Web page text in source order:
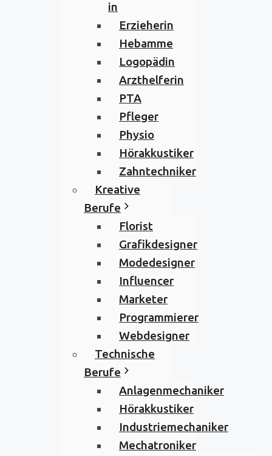
in
Erzieherin
Hebamme
Logopädin
Arzthelferin
PTA
Pfleger
Physio
Hörakkustiker
Zahntechniker
Kreative
Berufe
Florist
Grafikdesigner
Modedesigner
Influencer
Marketer
Programmierer
Webdesigner
Technische
Berufe
Anlagenmechaniker
Hörakkustiker
Industriemechaniker
Mechatroniker